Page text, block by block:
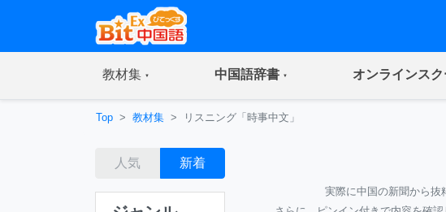
教材集(current) 中国語辞書(current) オンラインス
Top 教材集 リスニング「時事中文」
人気 新着
実際に中国の新聞から抜